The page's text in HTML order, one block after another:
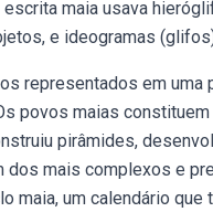
maia usava
e ideogramas
representados em uma
povos maias
pirâmides,
dos mais complexos e
maia, um calendário